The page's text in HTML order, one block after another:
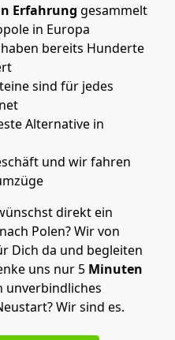
Erfahrung gesammelt
in Europa
bereits Hunderte
sind für jedes
Alternative in
und wir fahren
direkt ein
Polen? Wir von
Dich da und begleiten
uns nur 5 Minuten
unverbindliches
Wir sind es.